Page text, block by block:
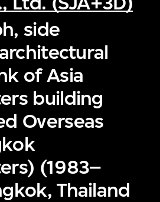
side
of Asia
building
Overseas
(1983–
Thailand